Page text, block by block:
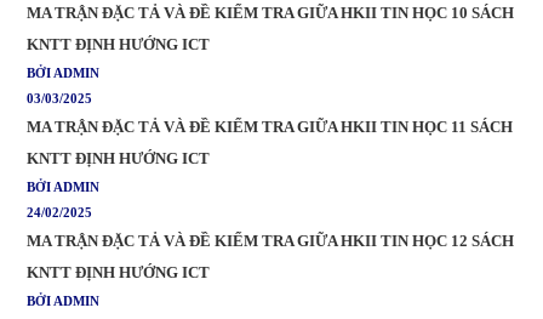
MA TRẬN ĐẶC TẢ VÀ ĐỀ KIỂM TRA GIỮA HKII TIN HỌC 10 SÁCH
KNTT ĐỊNH HƯỚNG ICT
BỞI ADMIN
03/03/2025
MA TRẬN ĐẶC TẢ VÀ ĐỀ KIỂM TRA GIỮA HKII TIN HỌC 11 SÁCH
KNTT ĐỊNH HƯỚNG ICT
BỞI ADMIN
24/02/2025
MA TRẬN ĐẶC TẢ VÀ ĐỀ KIỂM TRA GIỮA HKII TIN HỌC 12 SÁCH
KNTT ĐỊNH HƯỚNG ICT
BỞI ADMIN